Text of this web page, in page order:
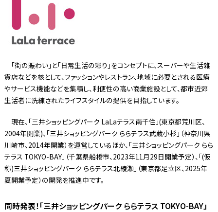
「街の賑わい」と「日常生活の彩り」をコンセプトに、スーパーや生活雑
貨店などを核として、ファッションやレストラン、地域に必要とされる医療
やサービス機能などを集積し、利便性の高い商業施設として、都市近郊
生活者に洗練されたライフスタイルの提供を目指しています。
現在、「三井ショッピングパーク LaLaテラス南千住」(東京都荒川区、
2004年開業)、「三井ショッピングパーク ららテラス武蔵小杉」（神奈川県
川崎市、2014年開業）を運営しているほか、「三井ショッピングパーク らら
テラス TOKYO-BAY」（千葉県船橋市、2023年11月29日開業予定）、「(仮
称)三井ショッピングパーク ららテラス北綾瀬」（東京都足立区、2025年
夏開業予定）の開発を推進中です。
同時発表！「三井ショッピングパーク ららテラス TOKYO-BAY」